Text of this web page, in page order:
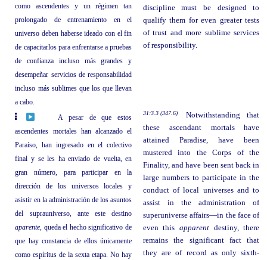
como ascendentes y un régimen tan
prolongado de entrenamiento en el
universo deben haberse ideado con el fin
de capacitarlos para enfrentarse a pruebas
de confianza incluso más grandes y
desempeñar servicios de responsabilidad
incluso más sublimes que los que llevan
a cabo.
discipline must be designed to
qualify them for even greater tests
of trust and more sublime services
of responsibility.
A pesar de que estos
ascendentes mortales han alcanzado el
Paraíso, han ingresado en el colectivo
final y se les ha enviado de vuelta, en
gran número, para participar en la
dirección de los universos locales y
asistir en la administración de los asuntos
del suprauniverso, ante este destino
aparente, queda el hecho significativo de
que hay constancia de ellos únicamente
como espíritus de la sexta etapa. No hay
31:3.3 (347.6)
Notwithstanding that
these ascendant mortals have
attained Paradise, have been
mustered into the Corps of the
Finality, and have been sent back in
large numbers to participate in the
conduct of local universes and to
assist in the administration of
superuniverse affairs—in the face of
even thisapparent destiny, there
remains the significant fact that
they are of record as only sixth-